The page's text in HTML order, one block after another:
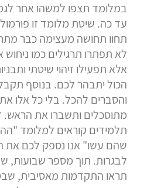
במלומד תצפו למשהו אחר
עד כה. שיטת מלומד זו
תחוו תחושה מעצימה כבר
לא תפתרו תרגילים כמו ניחוש
אלא תפעילו זיהוי שיטתי
הכול יתבהר לכם. בנוסף
והסברים להכל. בלי כל אלו
מתוסכלים ותשברו את הראש.
תלמידים קוראים למלומד
שהם עשו" אנו נספק לכם את
לבגרות. תוך מספר שבועות,
תראו התקדמות מאסיבית,